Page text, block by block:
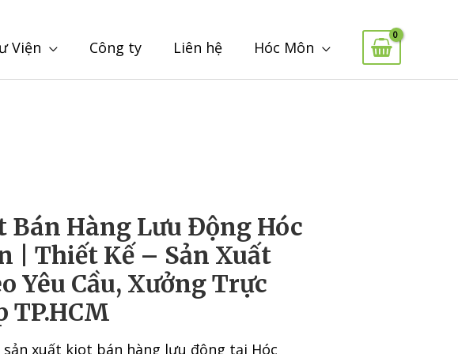
Viện Công ty Liên hệ Hóc Môn
Bán Hàng Lưu Động Hóc
| Thiết Kế – Sản Xuất
Yêu Cầu, Xưởng Trực
TP.HCM
sản xuất kiot bán hàng lưu động tại Hóc